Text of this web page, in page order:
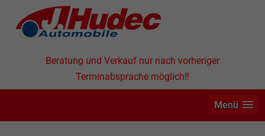
Beratung und Verkauf nur nach vorheriger
Terminabsprache möglich!!
Menü